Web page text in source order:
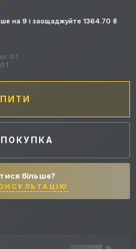
на 9 і заощаджуйте 1364.70 ₴
0.1
більше?